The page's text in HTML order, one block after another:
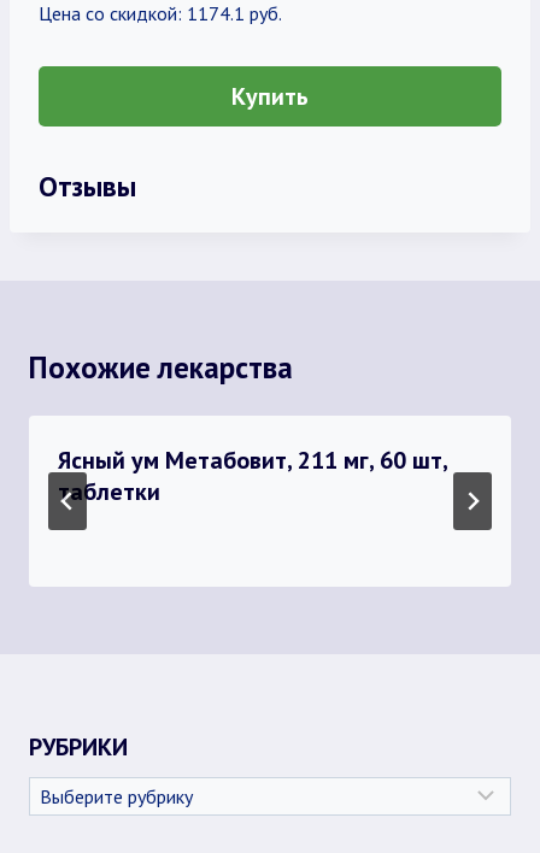
Цена со скидкой: 1174.1 руб.
Купить
Отзывы
Похожие лекарства
Ясный ум Метабовит, 211 мг, 60 шт,
таблетки
РУБРИКИ
Рубрики